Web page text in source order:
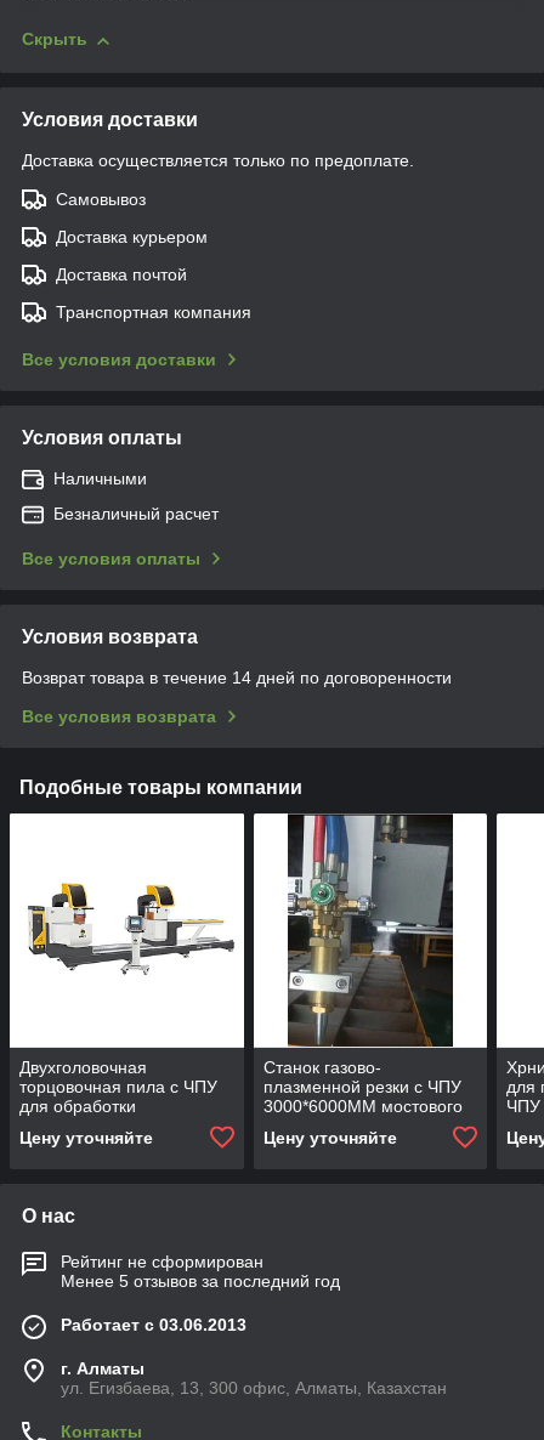
Скрыть
Условия доставки
Доставка осуществляется только по предоплате.
Самовывоз
Доставка курьером
Доставка почтой
Транспортная компания
Все условия доставки
Условия оплаты
Наличными
Безналичный расчет
Все условия оплаты
Условия возврата
Возврат товара в течение 14 дней по договоренности
Все условия возврата
Подобные товары компании
Двухголовочная
торцовочная пила с ЧПУ
для обработки
алюминиевых профилей с
пильным диском 600 мм
Цену уточняйте
Станок газово-
плазменной резки с ЧПУ
3000*6000ММ мостового
типа для резки металла
Цену уточняйте
для
ЧПУ
О нас
Рейтинг не сформирован
Менее 5 отзывов за последний год
Работает с 03.06.2013
г. Алматы
ул. Егизбаева, 13, 300 офис, Алматы, Казахстан
Контакты